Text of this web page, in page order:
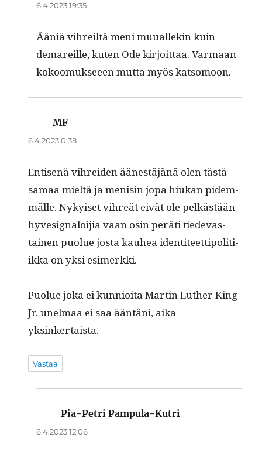
6.4.2023 19:35
Ääniä vihreiltä meni muuallekin kuin
demareille, kuten Ode kir­joit­taa. Var­maan
kokoomuk­seeen mut­ta myös katsomoon.
MF
6.4.2023 0:38
Entisenä vihrei­den äänestäjänä olen tästä
samaa mieltä ja menisin jopa hiukan pidem­
mälle. Nykyiset vihreät eivät ole pelkästään
hyves­ig­naloi­jia vaan osin peräti tiedev­as­
tainen puolue jos­ta kauhea iden­ti­teet­tipoli­ti­
ik­ka on yksi esimerkki.
Puolue joka ei kun­nioi­ta Mar­tin Luther King
Jr. unel­maa ei saa ään­täni, aika
yksinkertaista.
Vastaa
Pia-Petri Pampula-Kutri
6.4.2023 12:06